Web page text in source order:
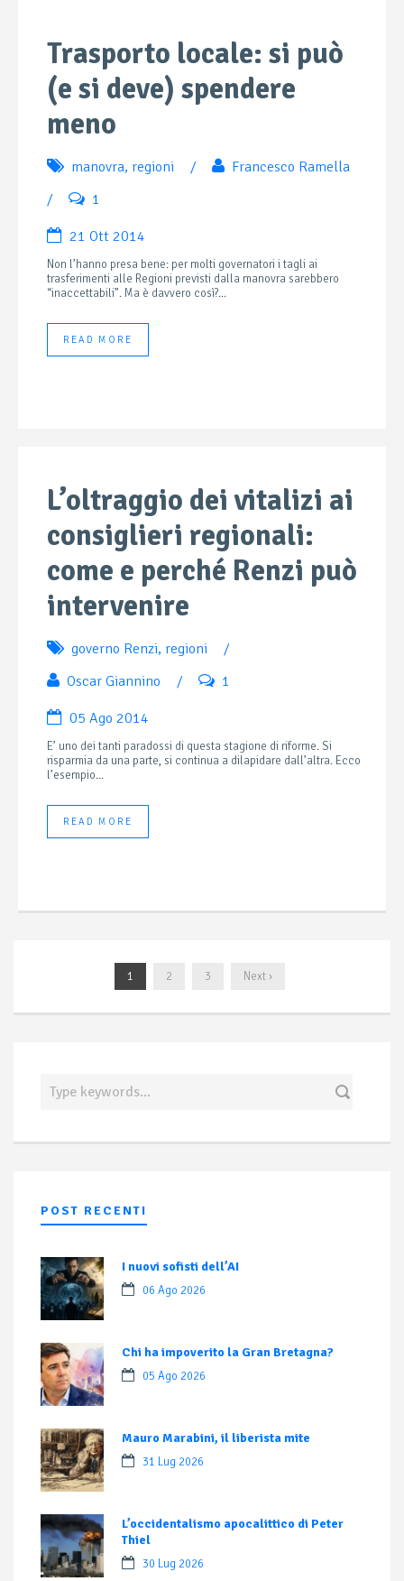
Trasporto locale: si può
(e si deve) spendere
meno
manovra, regioni /
Francesco Ramella
/
1
21 Ott 2014
Non l’hanno presa bene: per molti governatori i tagli ai
trasferimenti alle Regioni previsti dalla manovra sarebbero
“inaccettabili”. Ma è davvero così?...
READ MORE
L’oltraggio dei vitalizi ai
consiglieri regionali:
come e perché Renzi può
intervenire
governo Renzi, regioni
/
Oscar Giannino
/ 1
05 Ago 2014
E’ uno dei tanti paradossi di questa stagione di riforme. Si
risparmia da una parte, si continua a dilapidare dall’altra. Ecco
l’esempio...
READ MORE
1 2 3 Next ›
POST RECENTI
I nuovi sofisti dell’AI
06 Ago 2026
Chi ha impoverito la Gran Bretagna?
05 Ago 2026
Mauro Marabini, il liberista mite
31 Lug 2026
L’occidentalismo apocalittico di Peter
Thiel
30 Lug 2026